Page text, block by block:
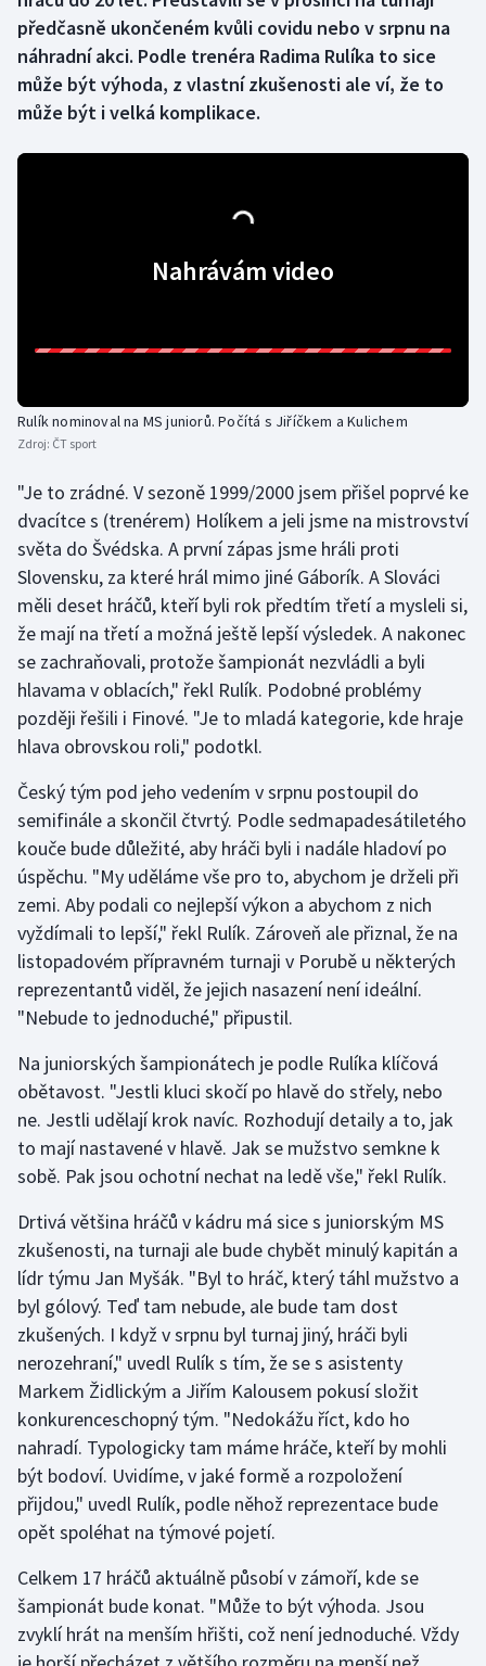
Dostihy
Florbal
Futsal
Judo
Lezení
Lyže a snowboard
Moderní pětiboj
Motorsport
Olympijské hry
Parasport
Plavání
Plážový volejbal
Ragby
Rychlobruslení
Short track
Sportovní střelba
Triatlon
Veslování
Vodní slalom
Volejbal
Ostatní
předčasně ukončeném kvůli covidu nebo v srpnu na
náhradní akci. Podle trenéra Radima Rulíka to sice
může být výhoda, z vlastní zkušenosti ale ví, že to
může být i velká komplikace.
Nahrávám video
Rulík nominoval na MS juniorů. Počítá s Jiříčkem a Kulichem
Zdroj: ČT sport
"Je to zrádné. V sezoně 1999/2000 jsem přišel poprvé ke
dvacítce s (trenérem) Holíkem a jeli jsme na mistrovství
světa do Švédska. A první zápas jsme hráli proti
Slovensku, za které hrál mimo jiné Gáborík. A Slováci
měli deset hráčů, kteří byli rok předtím třetí a mysleli si,
že mají na třetí a možná ještě lepší výsledek. A nakonec
se zachraňovali, protože šampionát nezvládli a byli
hlavama v oblacích," řekl Rulík. Podobné problémy
později řešili i Finové. "Je to mladá kategorie, kde hraje
hlava obrovskou roli," podotkl.
Český tým pod jeho vedením v srpnu postoupil do
semifinále a skončil čtvrtý. Podle sedmapadesátiletého
kouče bude důležité, aby hráči byli i nadále hladoví po
úspěchu. "My uděláme vše pro to, abychom je drželi při
zemi. Aby podali co nejlepší výkon a abychom z nich
vyždímali to lepší," řekl Rulík. Zároveň ale přiznal, že na
listopadovém přípravném turnaji v Porubě u některých
reprezentantů viděl, že jejich nasazení není ideální.
"Nebude to jednoduché," připustil.
Na juniorských šampionátech je podle Rulíka klíčová
obětavost. "Jestli kluci skočí po hlavě do střely, nebo
ne. Jestli udělají krok navíc. Rozhodují detaily a to, jak
to mají nastavené v hlavě. Jak se mužstvo semkne k
sobě. Pak jsou ochotní nechat na ledě vše," řekl Rulík.
Drtivá většina hráčů v kádru má sice s juniorským MS
zkušenosti, na turnaji ale bude chybět minulý kapitán a
lídr týmu Jan Myšák. "Byl to hráč, který táhl mužstvo a
byl gólový. Teď tam nebude, ale bude tam dost
zkušených. I když v srpnu byl turnaj jiný, hráči byli
nerozehraní," uvedl Rulík s tím, že se s asistenty
Markem Židlickým a Jiřím Kalousem pokusí složit
konkurenceschopný tým. "Nedokážu říct, kdo ho
nahradí. Typologicky tam máme hráče, kteří by mohli
být bodoví. Uvidíme, v jaké formě a rozpoložení
přijdou," uvedl Rulík, podle něhož reprezentace bude
opět spoléhat na týmové pojetí.
Celkem 17 hráčů aktuálně působí v zámoří, kde se
šampionát bude konat. "Může to být výhoda. Jsou
zvyklí hrát na menším hřišti, což není jednoduché. Vždy